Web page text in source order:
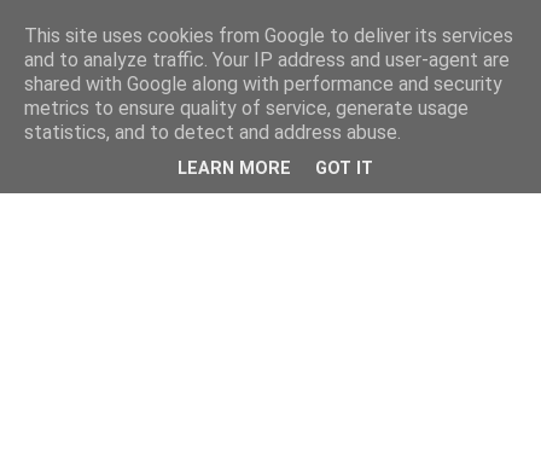
This site uses cookies from Google to deliver its services
and to analyze traffic. Your IP address and user-agent are
shared with Google along with performance and security
metrics to ensure quality of service, generate usage
statistics, and to detect and address abuse.
LEARN MORE GOT IT